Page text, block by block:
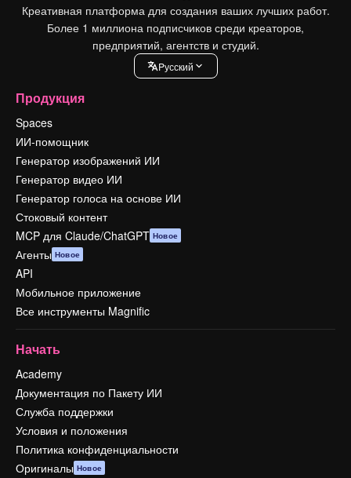
Креативная платформа для создания ваших лучших работ.
Более 1 миллиона подписчиков среди креаторов,
предприятий, агентств и студий.
Pусский
Продукция
Spaces
ИИ-помощник
Генератор изображений ИИ
Генератор видео ИИ
Генератор голоса на основе ИИ
Стоковый контент
MCP для Claude/ChatGPT Новое
Агенты Новое
API
Мобильное приложение
Все инструменты Magnific
Начать
Academy
Документация по Пакету ИИ
Служба поддержки
Условия и положения
Политика конфиденциальности
Оригиналы Новое